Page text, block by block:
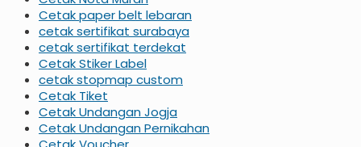
Cetak paper belt lebaran
cetak sertifikat surabaya
cetak sertifikat terdekat
Cetak Stiker Label
cetak stopmap custom
Cetak Tiket
Cetak Undangan Jogja
Cetak Undangan Pernikahan